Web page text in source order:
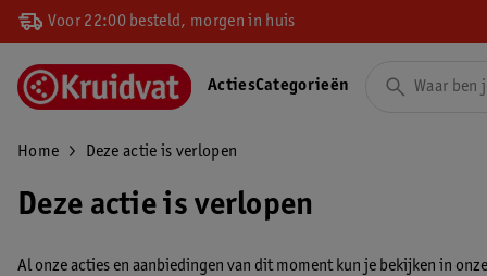
Voor 22:00 besteld, morgen in huis
ActiesCategorieën
Home Deze actie is verlopen
Deze actie is verlopen
Al onze acties en aanbiedingen van dit moment kun je bekijken in